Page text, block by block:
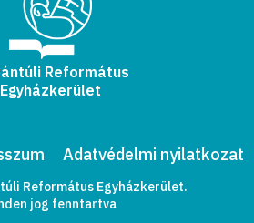
Református
Egyházkerület
Adatvédelmi nyilatkozat
Református Egyházkerület.
jog fenntartva